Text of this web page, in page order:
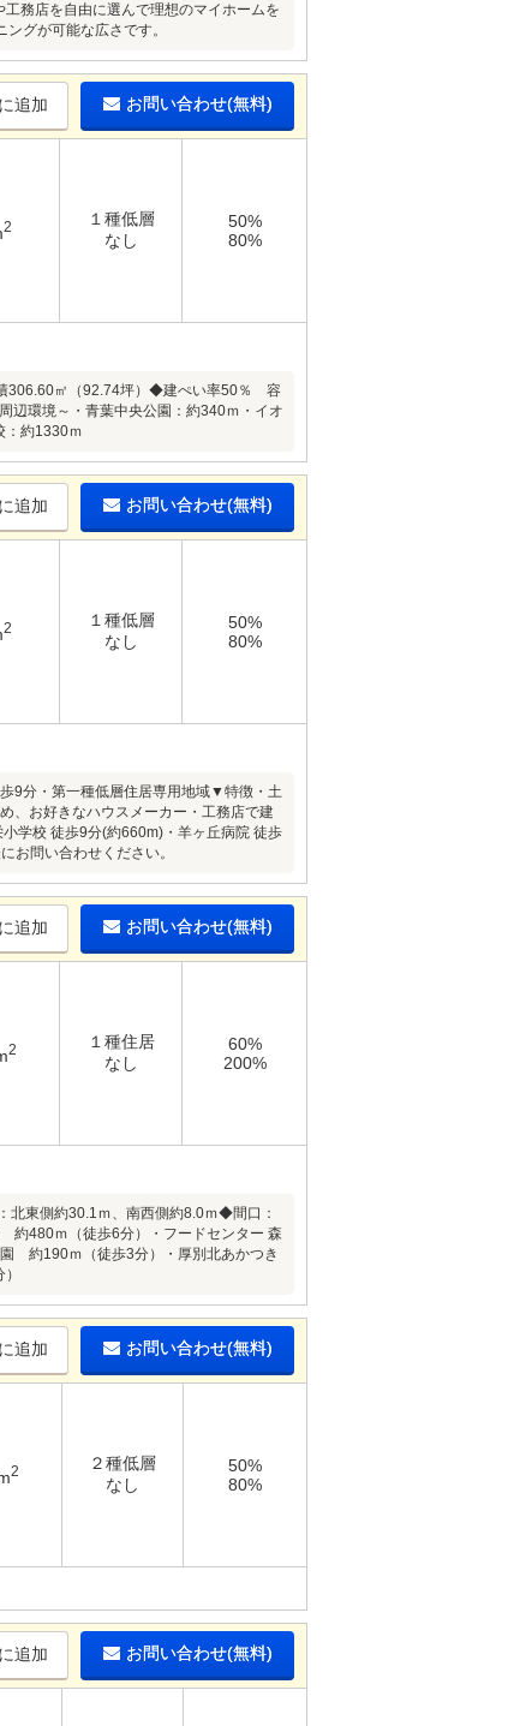
務店を自由に選んで理想のマイホームを
グが可能な広さです。
追加 お問い合わせ(無料)
2
１種低層
なし
50%
80%
㎡（92.74坪）◆建ぺい率50％ 容
環境～・青葉中央公園：約340ｍ・イオ
：約1330ｍ
追加 お問い合わせ(無料)
2
１種低層
なし
50%
80%
9分・第一種低層住居専用地域▼特徴・土
、お好きなハウスメーカー・工務店で建
学校 徒歩9分(約660m)・羊ヶ丘病院 徒歩
問い合わせください。
追加 お問い合わせ(無料)
2
１種住居
なし
60%
200%
東側約30.1ｍ、南西側約8.0ｍ◆間口：
約480ｍ（徒歩6分）・フードセンター 森
約190ｍ（徒歩3分）・厚別北あかつき
追加 お問い合わせ(無料)
2
２種低層
なし
50%
80%
追加 お問い合わせ(無料)